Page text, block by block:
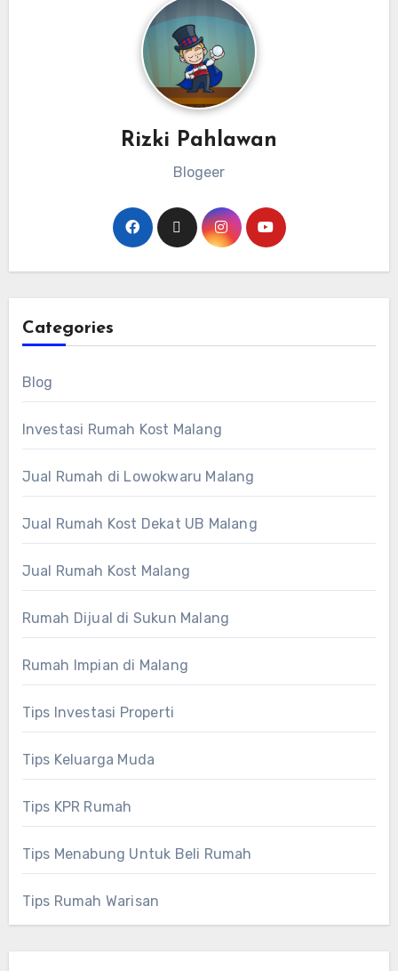
Rizki Pahlawan
Blogeer
Categories
Blog
Investasi Rumah Kost Malang
Jual Rumah di Lowokwaru Malang
Jual Rumah Kost Dekat UB Malang
Jual Rumah Kost Malang
Rumah Dijual di Sukun Malang
Rumah Impian di Malang
Tips Investasi Properti
Tips Keluarga Muda
Tips KPR Rumah
Tips Menabung Untuk Beli Rumah
Tips Rumah Warisan